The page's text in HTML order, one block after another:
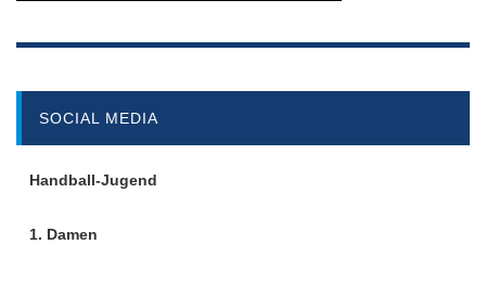
SOCIAL MEDIA
Handball-Jugend
1. Damen